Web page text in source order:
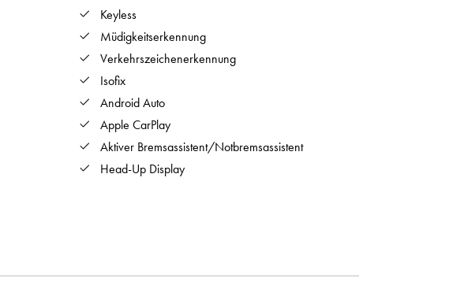
Keyless
Müdigkeitserkennung
Verkehrszeichenerkennung
Isofix
Android Auto
Apple CarPlay
Aktiver Bremsassistent/Notbremsassistent
Head-Up Display